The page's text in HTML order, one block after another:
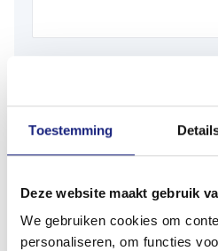
Toestemming
Deze website maakt gebruik
We gebruiken cookies om
personaliseren, om functies
BTW NUMMER